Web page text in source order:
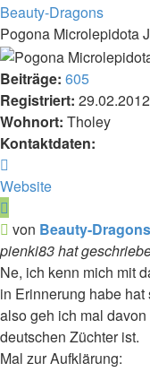
Beauty-Dragons
Pogona Microlepidota
Beiträge: 605
Registriert:
Wohnort: Tholey
Kontaktdaten:
von
Dragons
Website
Beitrag
von Beauty-Dragons
pienki83 hat
Ne, ich kenn mich mit
in Erinnerung habe
also geh ich mal
deutschen Züchter ist.
Mal zur Aufklärung: